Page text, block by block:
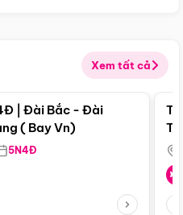
Xem tất cả
Điểm nổi bật
| Đài Bắc - Đài
( Bay Vn)
5N4Đ